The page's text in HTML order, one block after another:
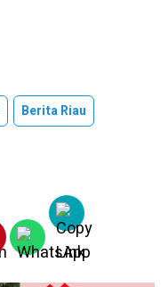
Berita Riau